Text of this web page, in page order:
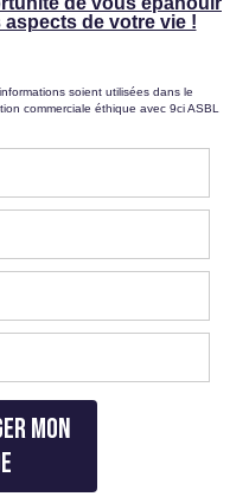
(CGV)
éthique. All rights